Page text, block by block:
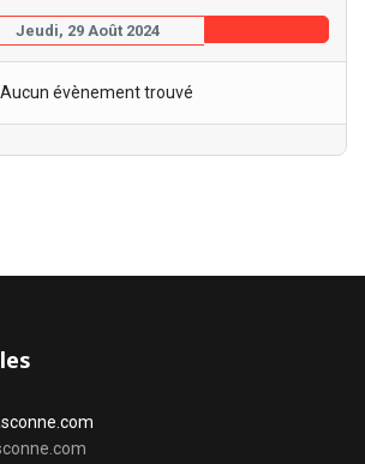
Jeudi, 29 Août 2024
Aucun évènement trouvé